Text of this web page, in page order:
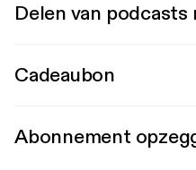
Delen van
Cadeaubon
Abonnement